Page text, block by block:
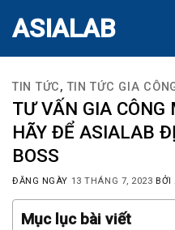
ASIALAB
TIN TỨC,TIN TỨC GIA
TƯ VẤN GIA CÔNG
HÃY ĐỂ ASIALAB
BOSS
ĐĂNG NGÀY 13 THÁNG 7, 2023 BỞI
Mục lục bài viết